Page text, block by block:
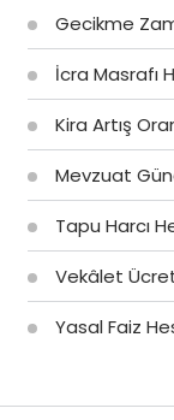
Gecikme
İcra Masrafı
Kira Artış
Mevzuat
Tapu Harcı
Vekâlet
Yasal Faiz